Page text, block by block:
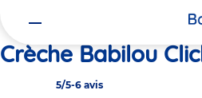
Crèche Babilou
5/5-6 avis